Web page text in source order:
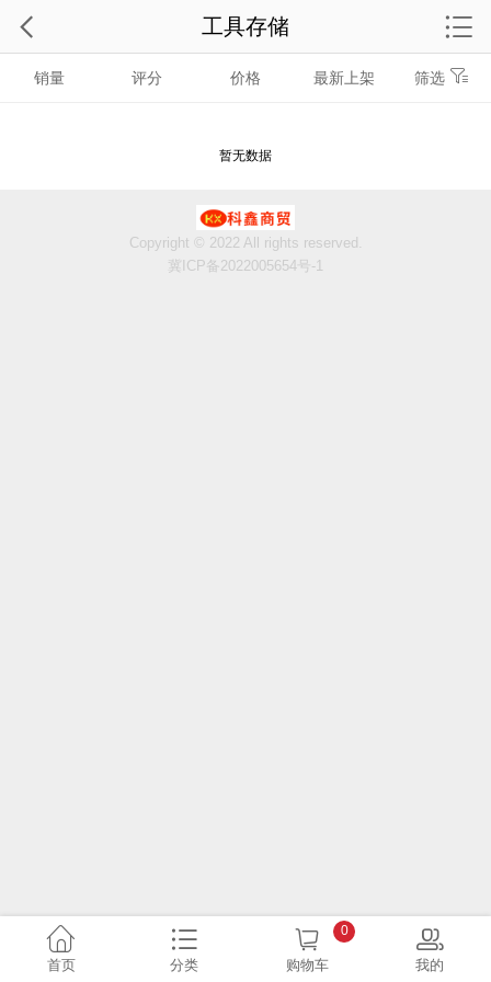
销量 评分 价格 最新上架 筛选
暂无数据
工具存储
Copyright © 2022 All rights reserved.
冀ICP备2022005654号-1
首页 分类 购物车
0
我的